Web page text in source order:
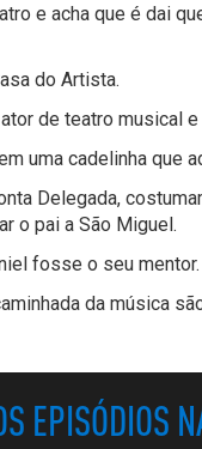
e acha que é dai
do Artista.
de teatro musical
uma cadelinha que
Delegada,
o pai a São Miguel.
fosse o seu mentor.
da música
EPISÓDIOS